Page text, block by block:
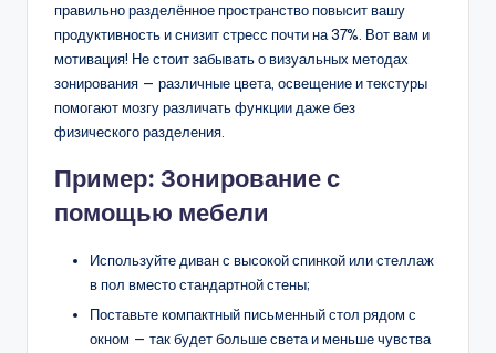
правильно разделённое пространство повысит вашу
продуктивность и снизит стресс почти на 37%. Вот вам и
мотивация! Не стоит забывать о визуальных методах
зонирования — различные цвета, освещение и текстуры
помогают мозгу различать функции даже без
физического разделения.
Пример: Зонирование с
помощью мебели
Используйте диван с высокой спинкой или стеллаж
в пол вместо стандартной стены;
Поставьте компактный письменный стол рядом с
окном — так будет больше света и меньше чувства